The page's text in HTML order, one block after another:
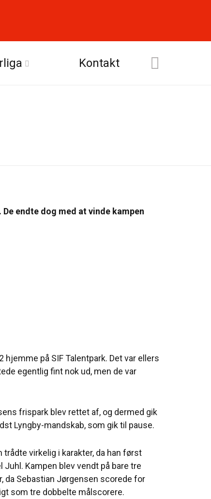
Kontakt
endte dog med at vinde kampen
på SIF Talentpark. Det var ellers
egentlig fint nok ud, men de var
frispark blev rettet af, og dermed gik
Lyngby-mandskab, som gik til pause.
virkelig i karakter, da han først
Kampen blev vendt på bare tre
da Sebastian Jørgensen scorede for
som tre dobbelte målscorere.